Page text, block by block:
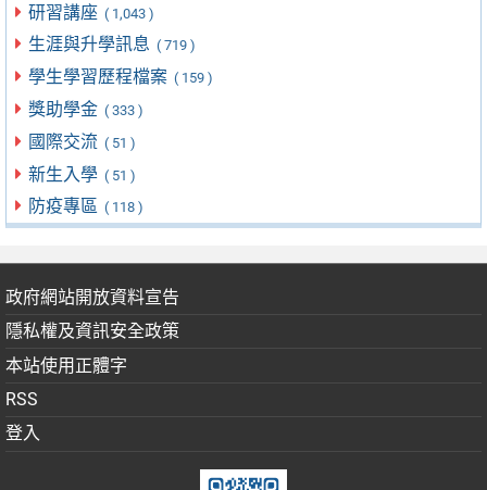
研習講座 ( 1,043 )
生涯與升學訊息 ( 719 )
學生學習歷程檔案 ( 159 )
獎助學金 ( 333 )
國際交流 ( 51 )
新生入學 ( 51 )
防疫專區 ( 118 )
政府網站開放資料宣告
隱私權及資訊安全政策
本站使用正體字
RSS
登入